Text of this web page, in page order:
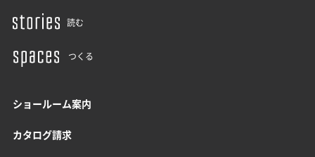
読む
つくる
ショールーム案内
カタログ請求